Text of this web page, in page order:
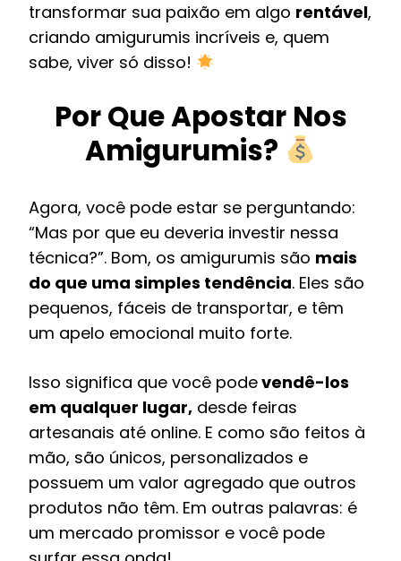
transformar sua paixão em algo rentável,
criando amigurumis incríveis e, quem
sabe, viver só disso!
Por Que Apostar Nos
Amigurumis?
Agora, você pode estar se perguntando:
“Mas por que eu deveria investir nessa
técnica?”. Bom, os amigurumis são mais
do que uma simples tendência. Eles são
pequenos, fáceis de transportar, e têm
um apelo emocional muito forte.
Isso significa que você podevendê-los
em qualquer lugar, desde feiras
artesanais até online. E como são feitos à
mão, são únicos, personalizados e
possuem um valor agregado que outros
produtos não têm. Em outras palavras: é
um mercado promissor e você pode